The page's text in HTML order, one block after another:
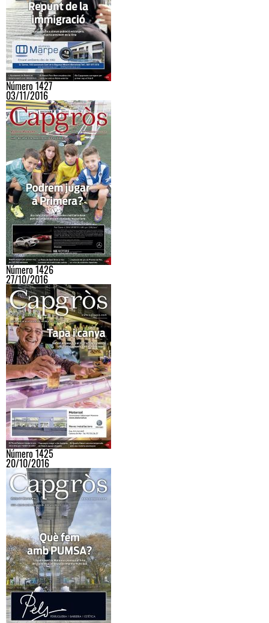
Número 1427
03/11/2016
Número 1426
27/10/2016
Número 1425
20/10/2016